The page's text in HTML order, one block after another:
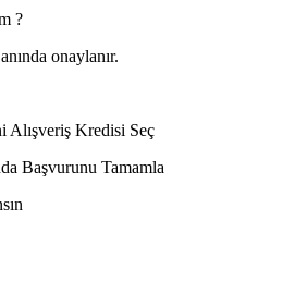
?
onaylanır.
Alışveriş Kredisi Seç
Başvurunu Tamamla